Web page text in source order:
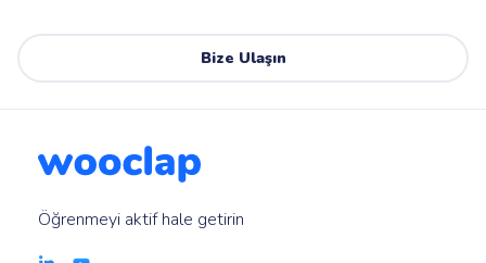
Bize Ulaşın
Öğrenmeyi aktif hale getirin